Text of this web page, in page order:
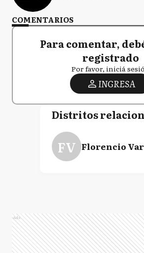
COMENTARIOS
Para comentar,
registrado
Por favor, iniciá
INGRESA
Distritos
FV Florencio
Ads